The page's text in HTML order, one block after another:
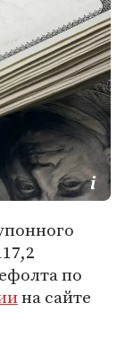
по
на сайте